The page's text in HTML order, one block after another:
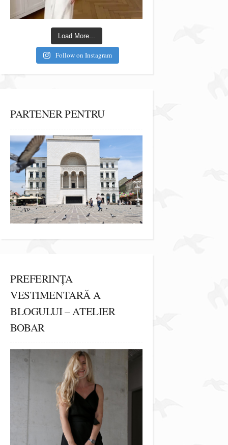
Load More...
Follow on Instagram
PARTENER PENTRU
PREFERINȚA
VESTIMENTARĂ A
BLOGULUI – ATELIER
BOBAR